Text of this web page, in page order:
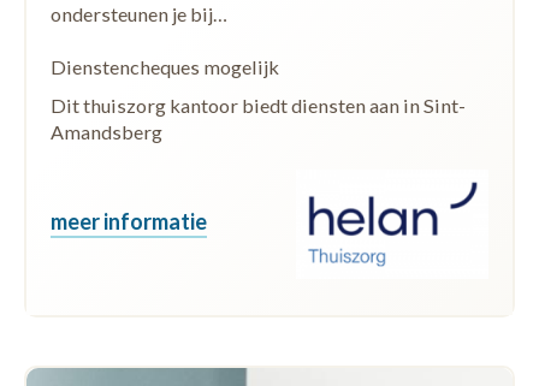
ondersteunen je bij…
Dienstencheques mogelijk
Dit thuiszorg kantoor biedt diensten aan in Sint-
Amandsberg
meer informatie